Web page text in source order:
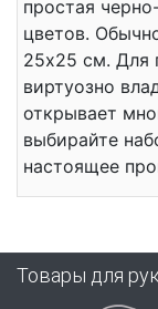
простая
цветов.
25х25 см. Для
виртуозно
открывает
выбирайте
настоящее
Товары для